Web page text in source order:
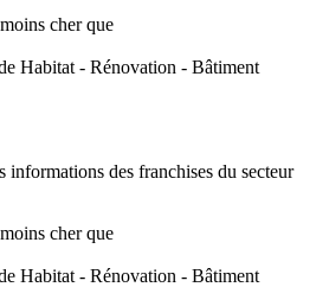
cher que
Habitat - Rénovation - Bâtiment
informations des franchises du secteur
cher que
Habitat - Rénovation - Bâtiment